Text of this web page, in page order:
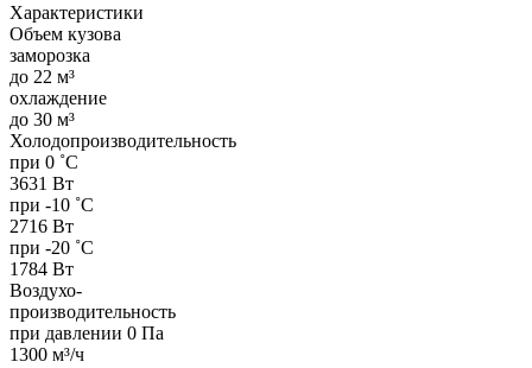
Характеристики
Объем кузова
заморозка
до 22 м³
охлаждение
до 30 м³
Холодопроизводительность
при 0 ˚С
3631 Вт
при -10 ˚С
2716 Вт
при -20 ˚С
1784 Вт
Воздухо-
производительность
при давлении 0 Па
1300 м³/ч